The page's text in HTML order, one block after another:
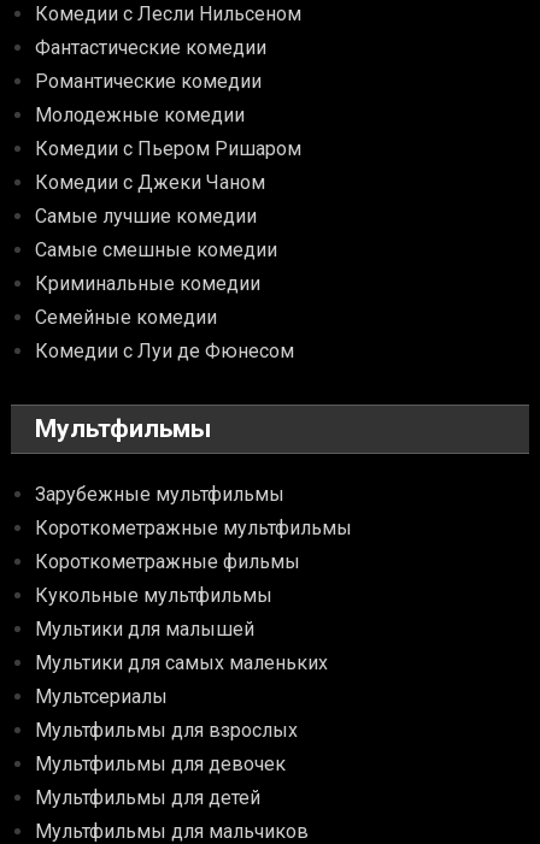
Комедии с Лесли Нильсеном
Фантастические комедии
Романтические комедии
Молодежные комедии
Комедии с Пьером Ришаром
Комедии с Джеки Чаном
Самые лучшие комедии
Самые смешные комедии
Криминальные комедии
Семейные комедии
Комедии с Луи де Фюнесом
Мультфильмы
Зарубежные мультфильмы
Короткометражные мультфильмы
Короткометражные фильмы
Кукольные мультфильмы
Мультики для малышей
Мультики для самых маленьких
Мультсериалы
Мультфильмы для взрослых
Мультфильмы для девочек
Мультфильмы для детей
Мультфильмы для мальчиков